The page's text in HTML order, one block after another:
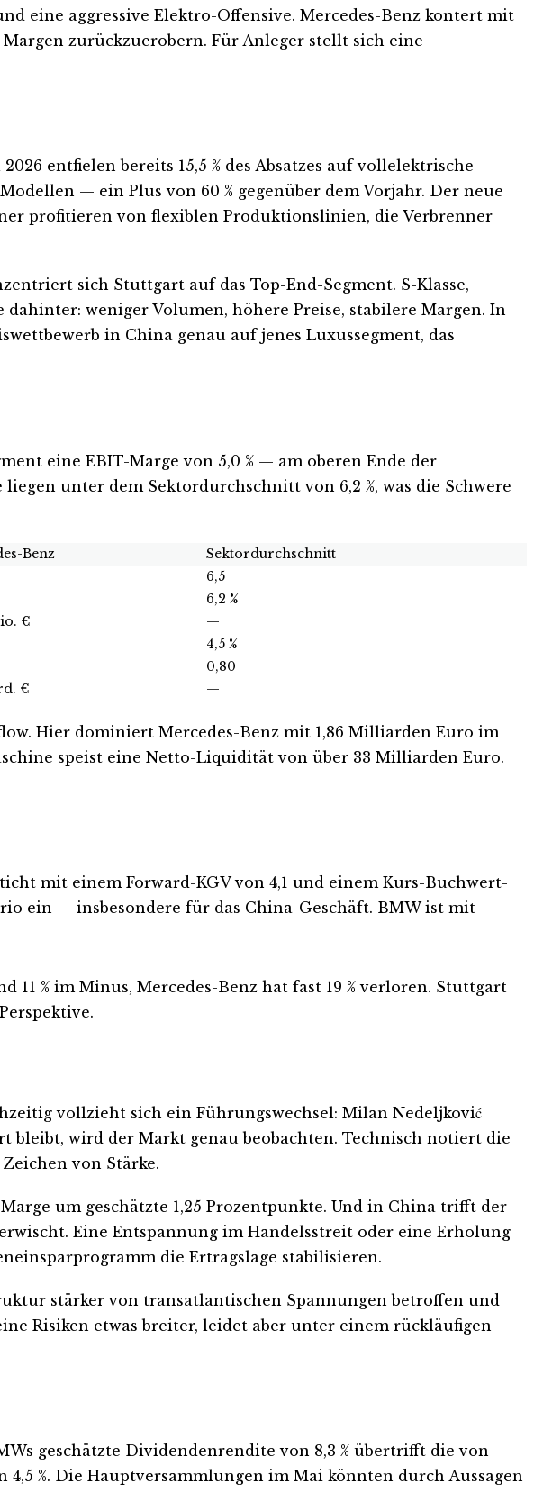
eine aggressive Elektro-Offensive. Mercedes-Benz kontert mit
zurückzuerobern. Für Anleger stellt sich eine
entfielen bereits 15,5 % des Absatzes auf vollelektrische
— ein Plus von 60 % gegenüber dem Vorjahr. Der neue
profitieren von flexiblen Produktionslinien, die Verbrenner
sich Stuttgart auf das Top-End-Segment. S-Klasse,
dahinter: weniger Volumen, höhere Preise, stabilere Margen. In
in China genau auf jenes Luxussegment, das
eine EBIT-Marge von 5,0 % — am oberen Ende der
unter dem Sektordurchschnitt von 6,2 %, was die Schwere
Benz
Sektordurchschnitt
6,5
6,2 %
€
—
4,5 %
0,80
€ —
Hier dominiert Mercedes-Benz mit 1,86 Milliarden Euro im
speist eine Netto-Liquidität von über 33 Milliarden Euro.
mit einem Forward-KGV von 4,1 und einem Kurs-Buchwert-
ein — insbesondere für das China-Geschäft. BMW ist mit
% im Minus, Mercedes-Benz hat fast 19 % verloren. Stuttgart
vollzieht sich ein Führungswechsel: Milan Nedeljković
bleibt, wird der Markt genau beobachten. Technisch notiert die
von Stärke.
um geschätzte 1,25 Prozentpunkte. Und in China trifft der
Eine Entspannung im Handelsstreit oder eine Erholung
die Ertragslage stabilisieren.
stärker von transatlantischen Spannungen betroffen und
Risiken etwas breiter, leidet aber unter einem rückläufigen
geschätzte Dividendenrendite von 8,3 % übertrifft die von
%. Die Hauptversammlungen im Mai könnten durch Aussagen